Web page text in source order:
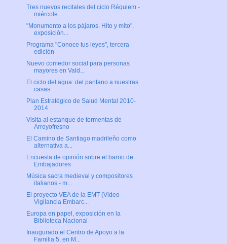
Tres nuevos recitales del ciclo Réquiem -
miércole...
"Monumento a los pájaros. Hito y mito",
exposición...
Programa "Conoce tus leyes", tercera
edición
Nuevo comedor social para personas
mayores en Vald...
El ciclo del agua: del pantano a nuestras
casas
Plan Estratégico de Salud Mental 2010-
2014
Visita al estanque de tormentas de
Arroyofresno
El Camino de Santiago madrileño como
alternativa a...
Encuesta de opinión sobre el barrio de
Embajadores
Música sacra medieval y compositores
italianos - m...
El proyecto VEA de la EMT (Video
Vigilancia Embarc...
Europa en papel, exposición en la
Biblioteca Nacional
Inaugurado el Centro de Apoyo a la
Familia 5, en M...